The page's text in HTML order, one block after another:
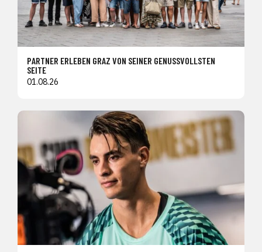
PARTNER ERLEBEN GRAZ VON SEINER GENUSSVOLLSTEN
SEITE
01.08.26